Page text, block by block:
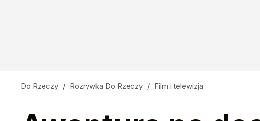
Do Rzeczy / Rozrywka Do Rzeczy / Film i telewizja